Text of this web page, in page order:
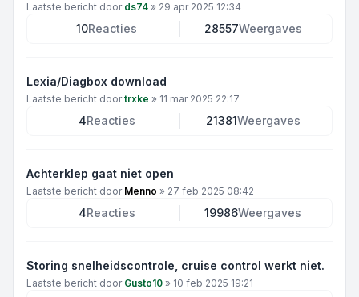
Laatste bericht door ds74 » 29 apr 2025 12:34
10Reacties 28557Weergaves
Lexia/Diagbox download
Laatste bericht doortrxke » 11 mar 2025 22:17
4Reacties 21381Weergaves
Achterklep gaat niet open
Laatste bericht door Menno » 27 feb 2025 08:42
4Reacties 19986Weergaves
Storing snelheidscontrole, cruise control werkt niet.
Laatste bericht door Gusto10 » 10 feb 2025 19:21